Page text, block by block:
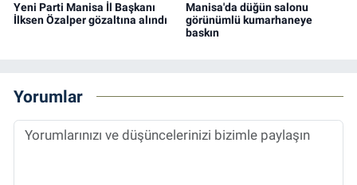
Yeni Parti Manisa İl Başkanı
İlksen Özalper gözaltına alındı
Manisa'da düğün salonu
görünümlü kumarhaneye
baskın
Yorumlar